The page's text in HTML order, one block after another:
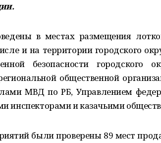
в местах размещения
и на территории городского
безопасности городского
общественной
МВД по РБ, Управлением
инспекторами и казачьими
были проверены 89 мест